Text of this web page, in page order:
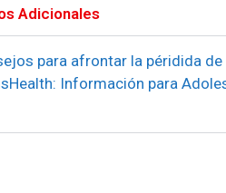
Adicionales
para afrontar la péridida
Información para